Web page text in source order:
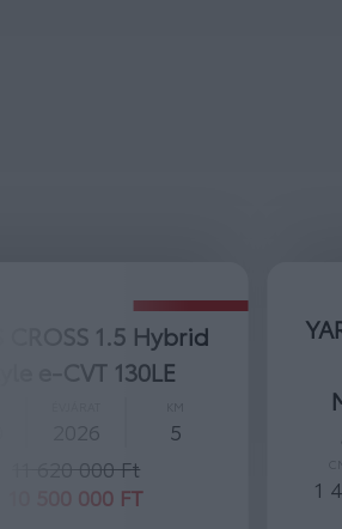
CROSS 1.5 Hybrid
Sport e-CVT
garanciával!
ÉVJÁRAT
2025
1